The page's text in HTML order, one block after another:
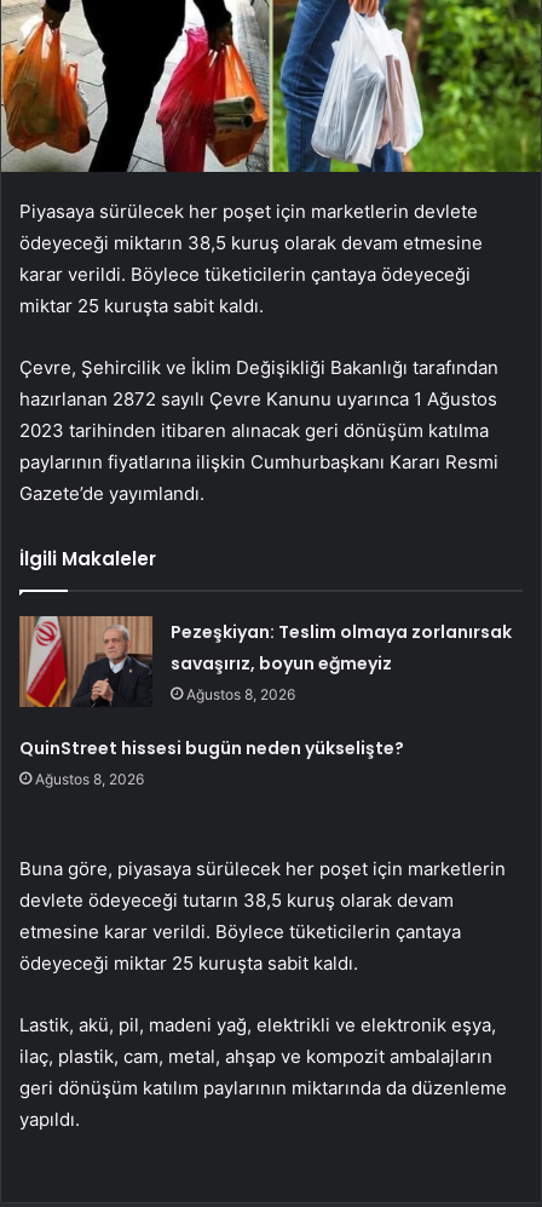
Piyasaya sürülecek her poşet için marketlerin devlete
ödeyeceği miktarın 38,5 kuruş olarak devam etmesine
karar verildi. Böylece tüketicilerin çantaya ödeyeceği
miktar 25 kuruşta sabit kaldı.
Çevre, Şehircilik ve İklim Değişikliği Bakanlığı tarafından
hazırlanan 2872 sayılı Çevre Kanunu uyarınca 1 Ağustos
2023 tarihinden itibaren alınacak geri dönüşüm katılma
paylarının fiyatlarına ilişkin Cumhurbaşkanı Kararı Resmi
Gazete’de yayımlandı.
İlgili Makaleler
Pezeşkiyan: Teslim olmaya zorlanırsak
savaşırız, boyun eğmeyiz
Ağustos 8, 2026
QuinStreet hissesi bugün neden yükselişte?
Ağustos 8, 2026
Buna göre, piyasaya sürülecek her poşet için marketlerin
devlete ödeyeceği tutarın 38,5 kuruş olarak devam
etmesine karar verildi. Böylece tüketicilerin çantaya
ödeyeceği miktar 25 kuruşta sabit kaldı.
Lastik, akü, pil, madeni yağ, elektrikli ve elektronik eşya,
ilaç, plastik, cam, metal, ahşap ve kompozit ambalajların
geri dönüşüm katılım paylarının miktarında da düzenleme
yapıldı.